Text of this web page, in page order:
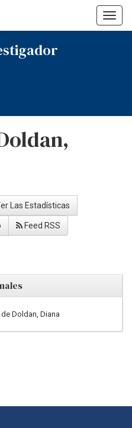
Las Estadísticas
Feed RSS
Doldan, Diana